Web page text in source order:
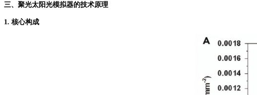
三、 聚光太阳光模拟器的技术原理
1. 核心构成